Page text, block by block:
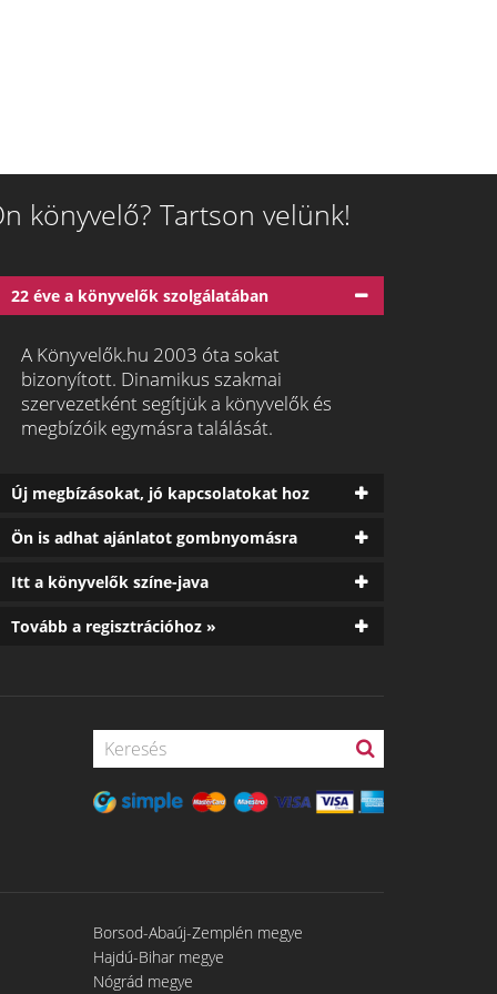
könyvelő? Tartson velünk!
22 éve a könyvelők szolgálatában
A Könyvelők.hu 2003 óta sokat
bizonyított. Dinamikus szakmai
szervezetként segítjük a könyvelők és
megbízóik egymásra találását.
Új megbízásokat, jó kapcsolatokat hoz
Ön is adhat ajánlatot gombnyomásra
Itt a könyvelők színe-java
Tovább a regisztrációhoz »
Borsod-Abaúj-Zemplén megye
Hajdú-Bihar megye
Nógrád megye